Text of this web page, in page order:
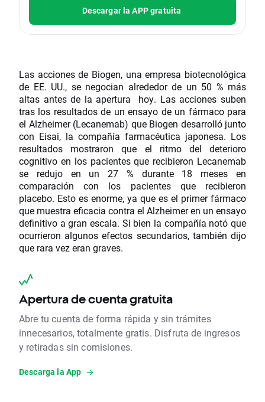
Descargar la APP gratuita
Las acciones de Biogen, una empresa biotecnológica
de EE. UU., se negocian alrededor de un 50 % más
altas antes de la apertura hoy. Las acciones suben
tras los resultados de un ensayo de un fármaco para
el Alzheimer (Lecanemab) que Biogen desarrolló junto
con Eisai, la compañía farmacéutica japonesa. Los
resultados mostraron que el ritmo del deterioro
cognitivo en los pacientes que recibieron Lecanemab
se redujo en un 27 % durante 18 meses en
comparación con los pacientes que recibieron
placebo. Esto es enorme, ya que es el primer fármaco
que muestra eficacia contra el Alzheimer en un ensayo
definitivo a gran escala. Si bien la compañía notó que
ocurrieron algunos efectos secundarios, también dijo
que rara vez eran graves.
Apertura de cuenta gratuita
Abre tu cuenta de forma rápida y sin trámites
innecesarios, totalmente gratis. Disfruta de ingresos
y retiradas sin comisiones.
Descarga la App